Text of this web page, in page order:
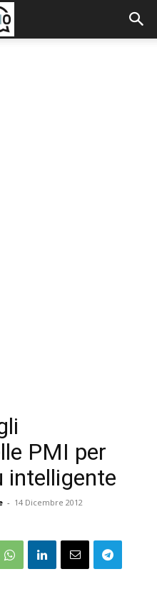
PMI per
intelligente
- 14 Dicembre 2012